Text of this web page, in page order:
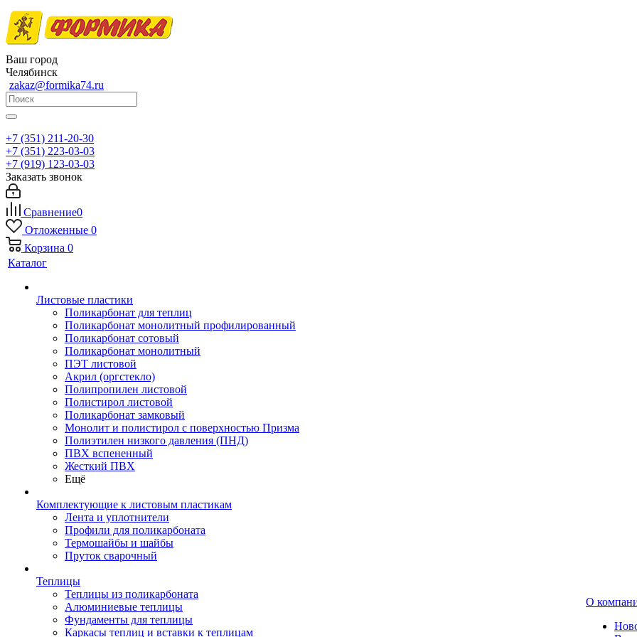
Ваш город
Челябинск
zakaz@formika74.ru
+7 (351) 211-20-30
+7 (351) 223-03-03
+7 (919) 123-03-03
Заказать звонок
Сравнение0
Отложенные 0
Корзина 0
Каталог
Листовые пластики
Поликарбонат для теплиц
Поликарбонат монолитный профилированный
Поликарбонат сотовый
Поликарбонат монолитный
ПЭТ листовой
Акрил (оргстекло)
Полипропилен листовой
Полистирол листовой
Поликарбонат замковый
Монолит и полистирол с поверхностью Призма
Полиэтилен низкого давления (ПНД)
ПВХ вспененный
Жесткий ПВХ
Ещё
Комплектующие к листовым пластикам
Лента и уплотнители
Профили для поликарбоната
Термошайбы и шайбы
Пруток сварочный
Теплицы
Теплицы из поликарбоната
Алюминиевые теплицы
Фундаменты для теплицы
Каркасы теплиц и вставки к теплицам
О